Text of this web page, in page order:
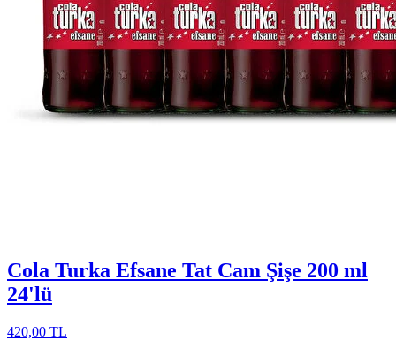
Cola Turka Efsane Tat Cam Şişe 200 ml
24'lü
420,00 TL